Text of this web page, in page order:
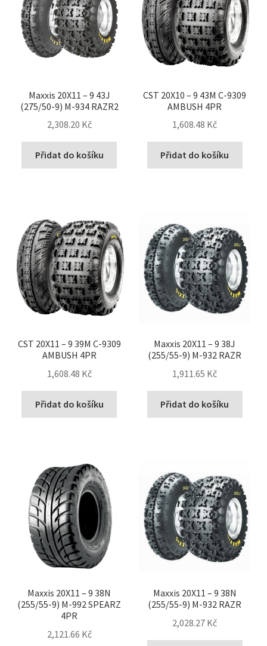
Maxxis 20X11 – 9 43J
(275/50-9) M-934 RAZR2
2,308.20 Kč
Přidat do košíku
CST 20X10 – 9 43M C-9309
AMBUSH 4PR
1,608.48 Kč
Přidat do košíku
CST 20X11 – 9 39M C-9309
AMBUSH 4PR
1,608.48 Kč
Přidat do košíku
Maxxis 20X11 – 9 38J
(255/55-9) M-932 RAZR
1,911.65 Kč
Přidat do košíku
Maxxis 20X11 – 9 38N
(255/55-9) M-992 SPEARZ
4PR
2,121.66 Kč
Maxxis 20X11 – 9 38N
(255/55-9) M-932 RAZR
2,028.27 Kč